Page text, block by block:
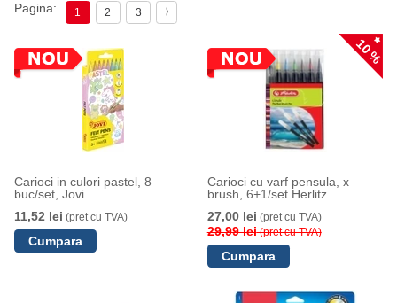
Pagina: 1 2 3
Carioci in culori pastel, 8
buc/set, Jovi
11,52 lei (pret cu TVA)
10 %
Carioci cu varf pensula, x
brush, 6+1/set Herlitz
27,00 lei (pret cu TVA)
29,99 lei(pret cu TVA)